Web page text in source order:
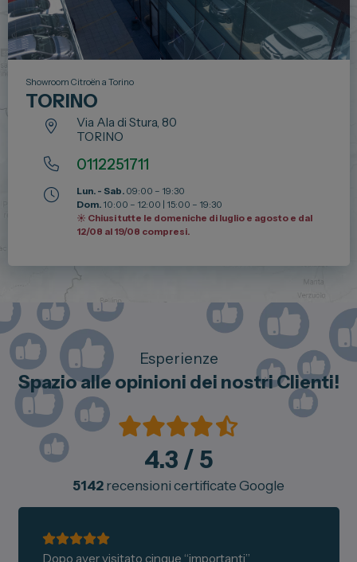
Showroom Citroën a Torino
TORINO
Via Ala di Stura, 80
TORINO
0112251711
Lun. - Sab. 09:00 – 19:30
Dom. 10:00 – 12:00 | 15:00 – 19:30
☀️ Chiusi tutte le domeniche di luglio e agosto e dal
12/08 al 19/08 compresi.
Esperienze
Spazio alle opinioni dei nostri Clienti!
4.3 / 5
5142recensioni certificate Google
Dopo aver visitato cinque “importanti”